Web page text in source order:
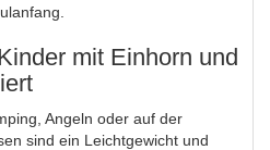
mit Einhorn und
Angeln oder auf der
sind ein Leichtgewicht und